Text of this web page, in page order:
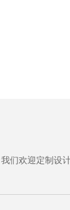
我们欢迎定制设